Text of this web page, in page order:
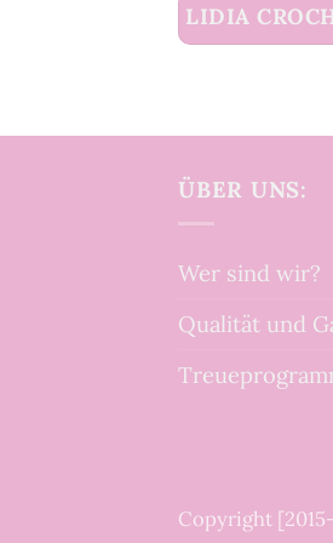
LIDIA
ÜBER UNS:
Wer sind wir?
Qualität und
Copyright